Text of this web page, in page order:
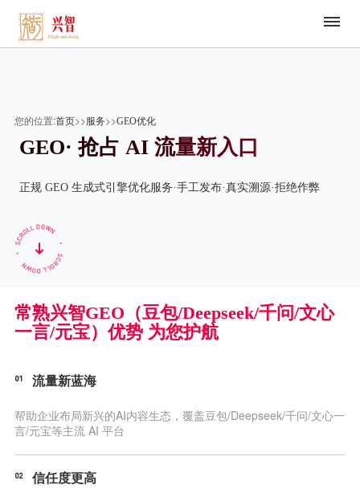
您的位置:首页>>服务>>GEO优化
GEO· 抢占 AI 流量新入口
正规 GEO 生成式引擎优化服务·手工发布·真实溯源·拒绝作弊
常熟兴智GEO（豆包/Deepseek/千问/文心
一言/元宝）优势 为您护航
01 流量新蓝海
帮助企业布局新兴的AI内容生态，覆盖豆包/Deepseek/千问/文心一
言/元宝等主流 AI 平台
02 信任度更高